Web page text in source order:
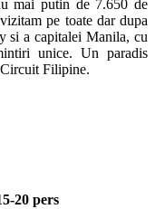
mai putin de 7.650 de
pe toate dar dupa
si a capitalei Manila, cu
unice. Un paradis
Filipine.
20 pers